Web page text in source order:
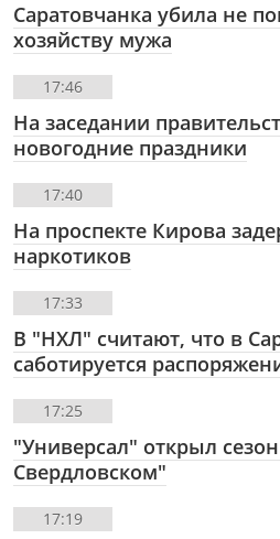
Саратовчанка убила не
хозяйству мужа
17:46
На заседании
новогодние праздники
17:40
На проспекте Кирова
наркотиков
17:33
В "НХЛ" считают, что в
саботируется
17:25
"Универсал" открыл
Свердловском"
17:19